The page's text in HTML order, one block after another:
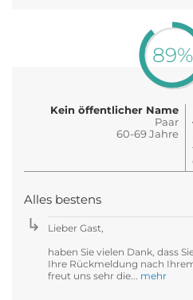
89%
Kein öffentlicher Name
Paar
60-69 Jahre
Alles bestens
Lieber Gast,
haben Sie vielen Dank, dass
Ihre Rückmeldung nach
freut uns sehr die... mehr